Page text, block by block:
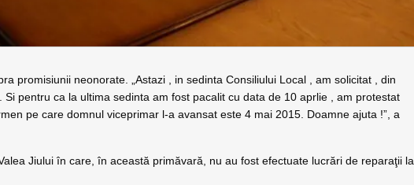
promisiunii neonorate. „Astazi , in sedinta Consiliului Local , am solicitat , din
pentru ca la ultima sedinta am fost pacalit cu data de 10 aprlie , am protestat
pe care domnul viceprimar l-a avansat este 4 mai 2015. Doamne ajuta !”, a
Jiului în care, în această primăvară, nu au fost efectuate lucrări de reparaţii la